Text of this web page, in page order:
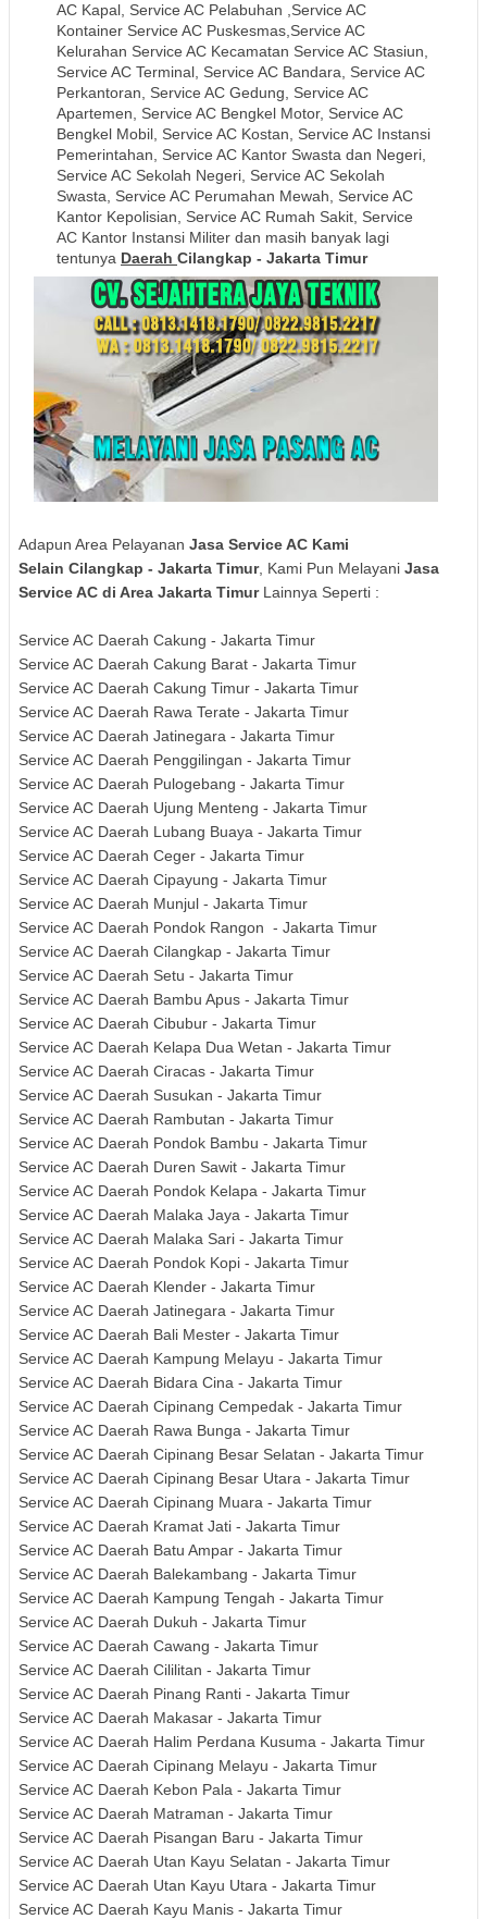
AC Kapal, Service AC Pelabuhan ,Service AC
Kontainer Service AC Puskesmas,Service AC
Kelurahan Service AC Kecamatan Service AC Stasiun,
Service AC Terminal, Service AC Bandara, Service AC
Perkantoran, Service AC Gedung, Service AC
Apartemen, Service AC Bengkel Motor, Service AC
Bengkel Mobil, Service AC Kostan, Service AC Instansi
Pemerintahan, Service AC Kantor Swasta dan Negeri,
Service AC Sekolah Negeri, Service AC Sekolah
Swasta, Service AC Perumahan Mewah, Service AC
Kantor Kepolisian, Service AC Rumah Sakit, Service
AC Kantor Instansi Militer dan masih banyak lagi
tentunya Daerah Cilangkap - Jakarta Timur
Adapun Area Pelayanan Jasa Service AC Kami
Selain Cilangkap - Jakarta Timur, Kami Pun Melayani Jasa
Service AC di Area Jakarta TimurLainnya Seperti :
Service AC Daerah Cakung - Jakarta Timur
Service AC Daerah Cakung Barat - Jakarta Timur
Service AC Daerah Cakung Timur - Jakarta Timur
Service AC Daerah Rawa Terate - Jakarta Timur
Service AC Daerah Jatinegara - Jakarta Timur
Service AC Daerah Penggilingan - Jakarta Timur
Service AC Daerah Pulogebang - Jakarta Timur
Service AC Daerah Ujung Menteng - Jakarta Timur
Service AC Daerah Lubang Buaya - Jakarta Timur
Service AC Daerah Ceger - Jakarta Timur
Service AC Daerah Cipayung - Jakarta Timur
Service AC Daerah Munjul - Jakarta Timur
Service AC Daerah Pondok Rangon - Jakarta Timur
Service AC Daerah Cilangkap - Jakarta Timur
Service AC Daerah Setu - Jakarta Timur
Service AC Daerah Bambu Apus - Jakarta Timur
Service AC Daerah Cibubur - Jakarta Timur
Service AC Daerah Kelapa Dua Wetan - Jakarta Timur
Service AC Daerah Ciracas - Jakarta Timur
Service AC Daerah Susukan - Jakarta Timur
Service AC Daerah Rambutan - Jakarta Timur
Service AC Daerah Pondok Bambu - Jakarta Timur
Service AC Daerah Duren Sawit - Jakarta Timur
Service AC Daerah Pondok Kelapa - Jakarta Timur
Service AC Daerah Malaka Jaya - Jakarta Timur
Service AC Daerah Malaka Sari - Jakarta Timur
Service AC Daerah Pondok Kopi - Jakarta Timur
Service AC Daerah Klender - Jakarta Timur
Service AC Daerah Jatinegara - Jakarta Timur
Service AC Daerah Bali Mester - Jakarta Timur
Service AC Daerah Kampung Melayu - Jakarta Timur
Service AC Daerah Bidara Cina - Jakarta Timur
Service AC Daerah Cipinang Cempedak - Jakarta Timur
Service AC Daerah Rawa Bunga - Jakarta Timur
Service AC Daerah Cipinang Besar Selatan - Jakarta Timur
Service AC Daerah Cipinang Besar Utara - Jakarta Timur
Service AC Daerah Cipinang Muara - Jakarta Timur
Service AC Daerah Kramat Jati - Jakarta Timur
Service AC Daerah Batu Ampar - Jakarta Timur
Service AC Daerah Balekambang - Jakarta Timur
Service AC Daerah Kampung Tengah - Jakarta Timur
Service AC Daerah Dukuh - Jakarta Timur
Service AC Daerah Cawang - Jakarta Timur
Service AC Daerah Cililitan - Jakarta Timur
Service AC Daerah Pinang Ranti - Jakarta Timur
Service AC Daerah Makasar - Jakarta Timur
Service AC Daerah Halim Perdana Kusuma - Jakarta Timur
Service AC Daerah Cipinang Melayu - Jakarta Timur
Service AC Daerah Kebon Pala - Jakarta Timur
Service AC Daerah Matraman - Jakarta Timur
Service AC Daerah Pisangan Baru - Jakarta Timur
Service AC Daerah Utan Kayu Selatan - Jakarta Timur
Service AC Daerah Utan Kayu Utara - Jakarta Timur
Service AC Daerah Kayu Manis - Jakarta Timur